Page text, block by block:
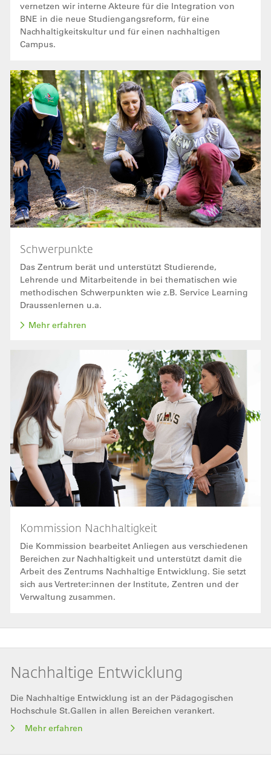
vernetzen wir interne Akteure für die Integration von
BNE in die neue Studiengangsreform, für eine
Nachhaltigkeitskultur und für einen nachhaltigen
Campus.
Bild
Schwerpunkte
Das Zentrum berät und unterstützt Studierende,
Lehrende und Mitarbeitende in bei thematischen wie
methodischen Schwerpunkten wie z.B. Service Learning
Draussenlernen u.a.
Mehr erfahren
Kommission Nachhaltigkeit
Die Kommission bearbeitet Anliegen aus verschiedenen
Bereichen zur Nachhaltigkeit und unterstützt damit die
Arbeit des Zentrums Nachhaltige Entwicklung. Sie setzt
sich aus Vertreter:innen der Institute, Zentren und der
Verwaltung zusammen.
Nachhaltige Entwicklung
Die Nachhaltige Entwicklung ist an der Pädagogischen
Hochschule St.Gallen in allen Bereichen verankert.
Mehr erfahren